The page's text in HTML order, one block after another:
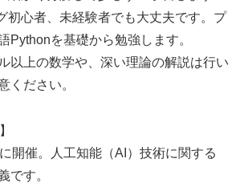
初心者、未経験者でも大丈夫です。プ
Pythonを基礎から勉強します。
以上の数学や、深い理論の解説は行い
ください。
開催。人工知能（AI）技術に関する
です。